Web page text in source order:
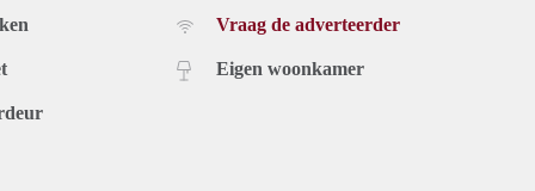
Vraag de adverteerder
Eigen woonkamer